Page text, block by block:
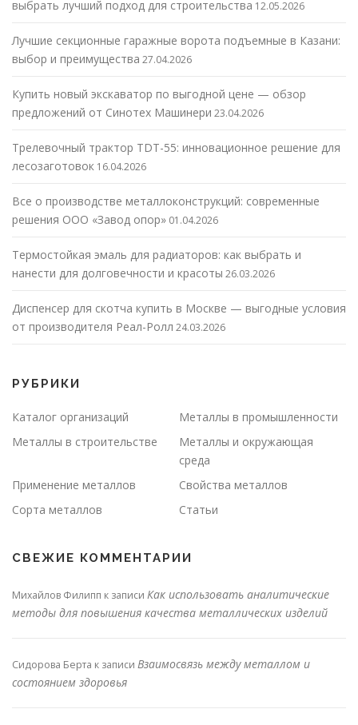
выбрать лучший подход для строительства 12.05.2026
Лучшие секционные гаражные ворота подъемные в Казани:
выбор и преимущества 27.04.2026
Купить новый экскаватор по выгодной цене — обзор
предложений от Синотех Машинери 23.04.2026
Трелевочный трактор TDT-55: инновационное решение для
лесозаготовок 16.04.2026
Все о производстве металлоконструкций: современные
решения ООО «Завод опор» 01.04.2026
Термостойкая эмаль для радиаторов: как выбрать и
нанести для долговечности и красоты 26.03.2026
Диспенсер для скотча купить в Москве — выгодные условия
от производителя Реал-Ролл 24.03.2026
РУБРИКИ
Каталог организаций
Металлы в промышленности
Металлы в строительстве
Металлы и окружающая
среда
Применение металлов
Свойства металлов
Сорта металлов
Статьи
СВЕЖИЕ КОММЕНТАРИИ
Михайлов Филипп к записи Как использовать аналитические
методы для повышения качества металлических изделий
Сидорова Берта к записи Взаимосвязь между металлом и
состоянием здоровья